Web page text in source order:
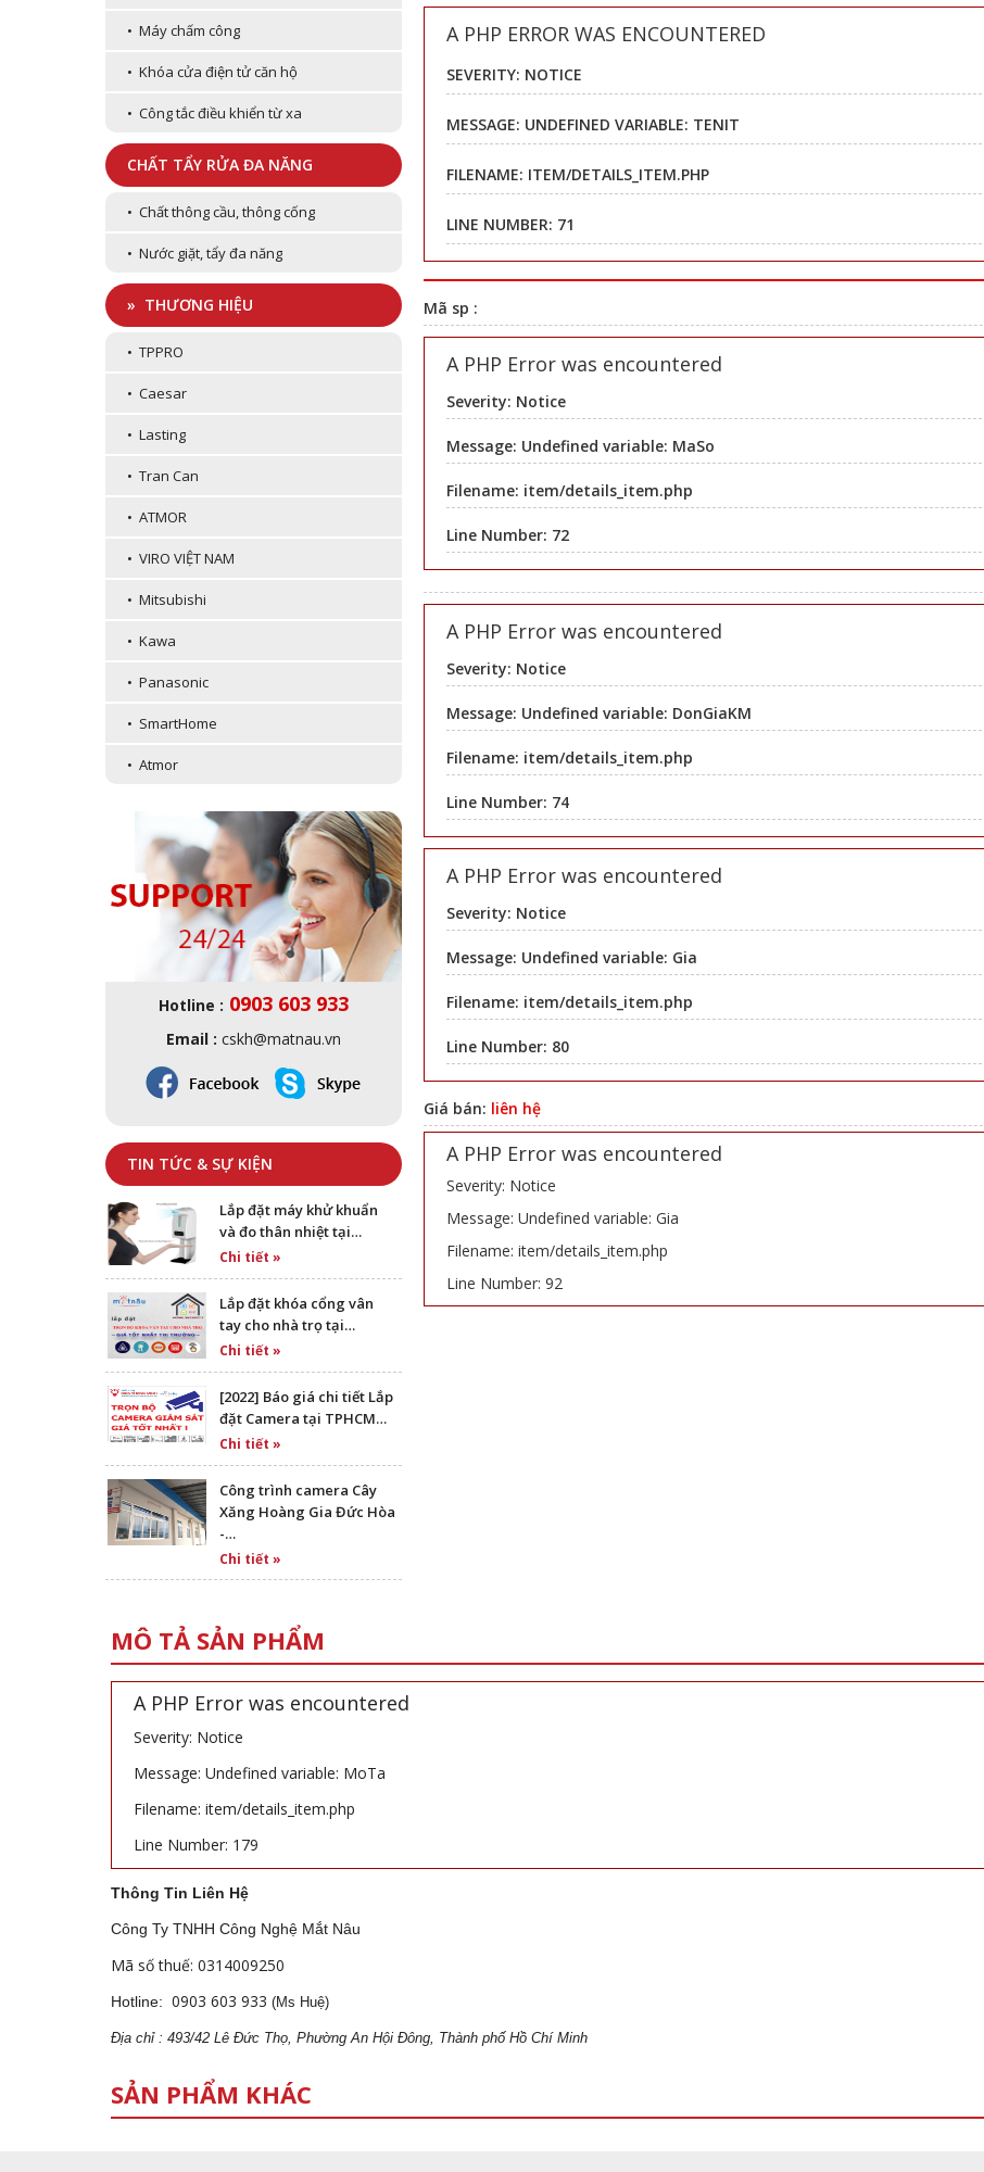
• Máy chấm công
• Khóa cửa điện tử căn hộ
• Công tắc điều khiển từ xa
CHẤT TẨY RỬA ĐA NĂNG
• Chất thông cầu, thông cống
• Nước giặt, tẩy đa năng
» THƯƠNG HIỆU
• TPPRO
• Caesar
• Lasting
• Tran Can
• ATMOR
• VIRO VIỆT NAM
• Mitsubishi
• Kawa
• Panasonic
• SmartHome
• Atmor
Hotline : 0903 603 933
Email : cskh@matnau.vn
TIN TỨC & SỰ KIỆN
Lắp đặt máy khử khuẩn
và đo thân nhiệt tại…
Chi tiết »
Lắp đặt khóa cổng vân
tay cho nhà trọ tại…
Chi tiết »
[2022] Báo giá chi tiết Lắp
đặt Camera tại TPHCM…
Chi tiết »
Công trình camera Cây
Xăng Hoàng Gia Đức Hòa
-…
Chi tiết »
A PHP ERROR WAS ENCOUNTERED
SEVERITY: NOTICE
MESSAGE: UNDEFINED VARIABLE: TENIT
FILENAME: ITEM/DETAILS_ITEM.PHP
LINE NUMBER: 71
Mã sp :
A PHP Error was encountered
Severity: Notice
Message: Undefined variable: MaSo
Filename: item/details_item.php
Line Number: 72
A PHP Error was encountered
Severity: Notice
Message: Undefined variable: DonGiaKM
Filename: item/details_item.php
Line Number: 74
A PHP Error was encountered
Severity: Notice
Message: Undefined variable: Gia
Filename: item/details_item.php
Line Number: 80
Giá bán: liên hệ
A PHP Error was encountered
Severity: Notice
Message: Undefined variable: Gia
Filename: item/details_item.php
Line Number: 92
MÔ TẢ SẢN PHẨM
A PHP Error was encountered
Severity: Notice
Message: Undefined variable: MoTa
Filename: item/details_item.php
Line Number: 179
Thông Tin Liên Hệ
Công Ty TNHH Công Nghệ Mắt Nâu
Mã số thuế: 0314009250
Hotline: 0903 603 933 (Ms Huệ)
Địa chỉ : 493/42 Lê Đức Thọ, Phường An Hội Đông, Thành phố Hồ Chí Minh
SẢN PHẨM KHÁC